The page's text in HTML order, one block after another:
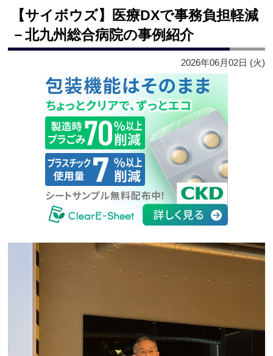
【サイボウズ】医療DXで事務負担軽減
－北九州総合病院の事例紹介
2026年06月02日 (火)